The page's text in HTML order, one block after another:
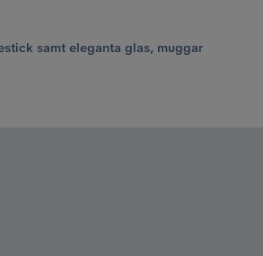
samt eleganta glas, muggar